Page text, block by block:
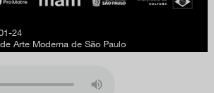
24
Arte Moderna de São Paulo